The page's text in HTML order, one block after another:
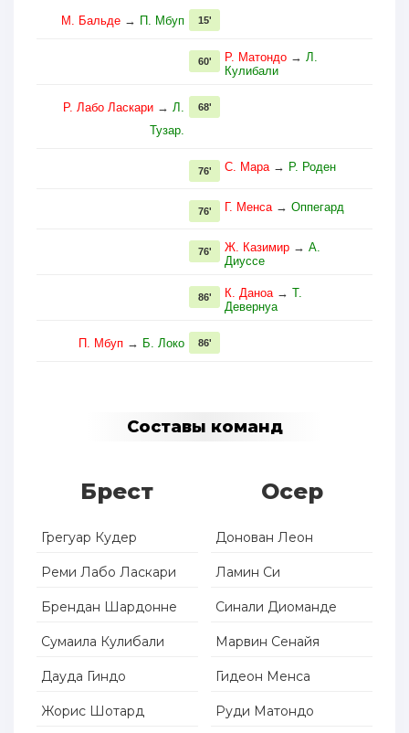
М. Бальде → П. Мбуп 15'
Р. Матондо → Л.
Кулибали
60'
Р. Лабо Ласкари → Л.
Тузар.
68'
С. Мара→ Р. Роден
76'
Г. Менса→ Оппегард
76'
Ж. Казимир → А.
Диуссе
76'
К. Даноа→ Т.
Девернуа
86'
П. Мбуп → Б. Локо 86'
Составы команд
Брест
Грегуар Кудер
Реми Лабо Ласкари
Брендан Шардонне
Сумаила Кулибали
Дауда Гиндо
Жорис Шотард
Осер
Донован Леон
Ламин Си
Синали Диоманде
Марвин Сенайя
Гидеон Менса
Руди Матондо